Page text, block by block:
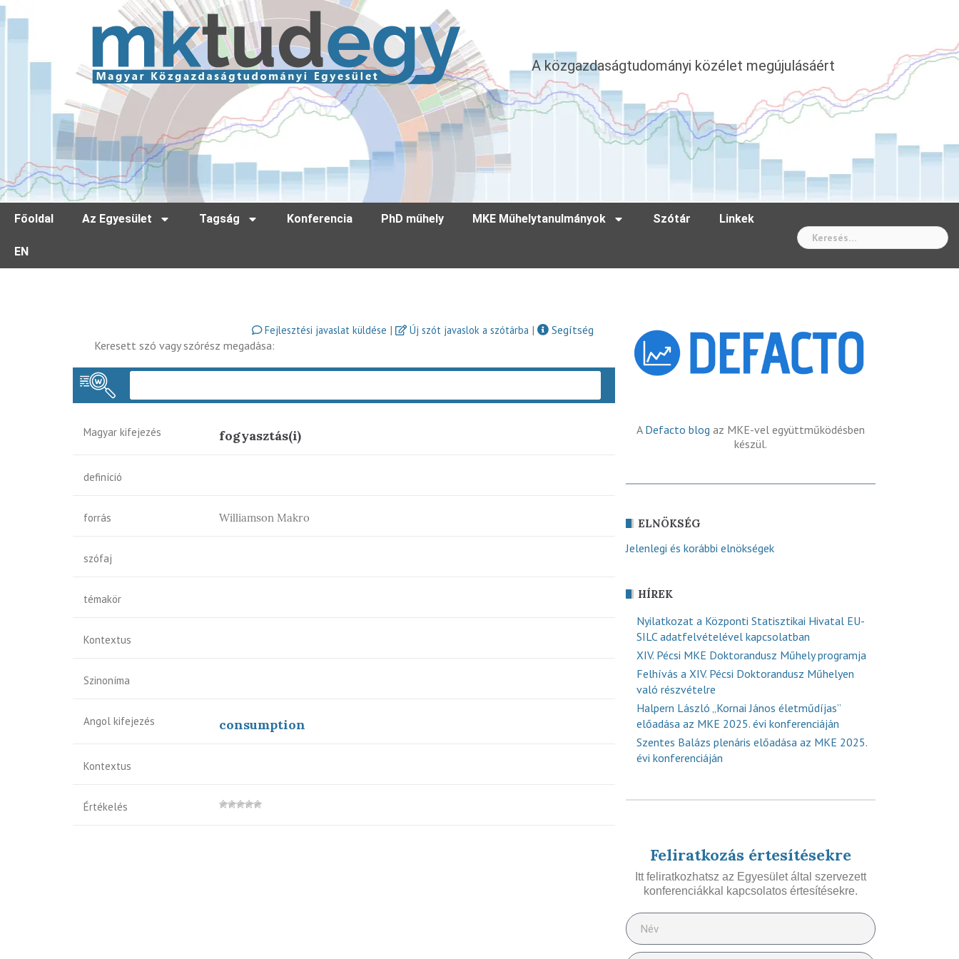
A közgazdaságtudományi közélet megújulásáért
Főoldal Az Egyesület Tagság Konferencia PhD műhely MKE Műhelytanulmányok Szótár Linkek
EN
Fejlesztési javaslat küldése | Új szót javaslok a szótárba |
Segítség
Keresett szó vagy szórész megadása:
Magyar kifejezés fogyasztás(i)
definíció
forrás Williamson Makro
szófaj
témakör
Kontextus
Szinoníma
Angol kifejezés consumption
Kontextus
Értékelés
A Defacto blog az MKE-vel együttműködésben
készül.
ELNÖKSÉG
Jelenlegi és korábbi elnökségek
HÍREK
Nyilatkozat a Központi Statisztikai Hivatal EU-
SILC adatfelvételével kapcsolatban
XIV. Pécsi MKE Doktorandusz Műhely programja
Felhívás a XIV. Pécsi Doktorandusz Műhelyen
való részvételre
Halpern László „Kornai János életműdíjas”
előadása az MKE 2025. évi konferenciáján
Szentes Balázs plenáris előadása az MKE 2025.
évi konferenciáján
Feliratkozás értesítésekre
Itt feliratkozhatsz az Egyesület által szervezett
konferenciákkal kapcsolatos értesítésekre.